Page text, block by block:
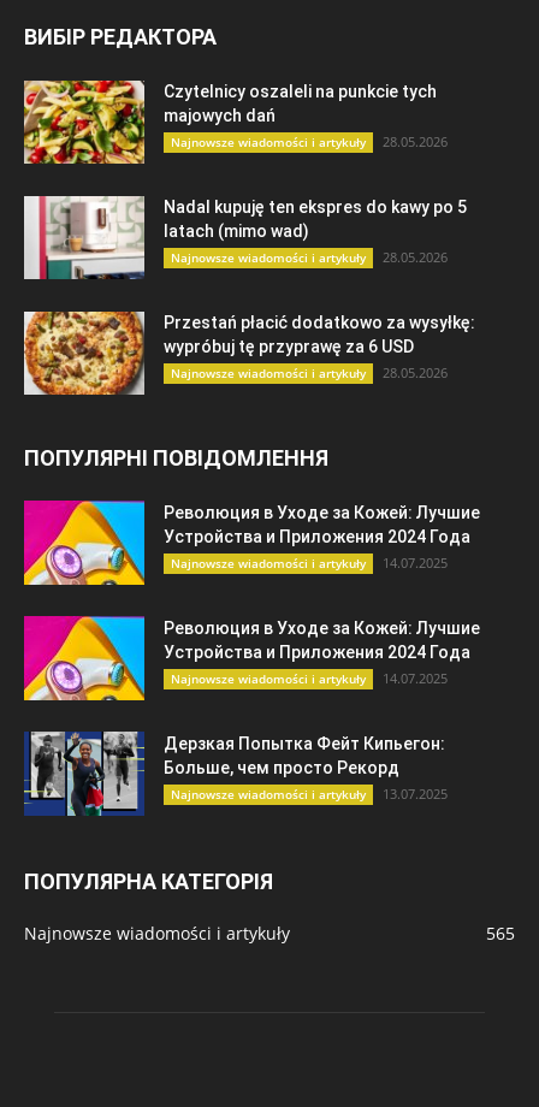
ВИБІР РЕДАКТОРА
Czytelnicy oszaleli na punkcie tych
majowych dań
Najnowsze wiadomości i artykuły 28.05.2026
Nadal kupuję ten ekspres do kawy po 5
latach (mimo wad)
Najnowsze wiadomości i artykuły 28.05.2026
Przestań płacić dodatkowo za wysyłkę:
wypróbuj tę przyprawę za 6 USD
Najnowsze wiadomości i artykuły 28.05.2026
ПОПУЛЯРНІ ПОВІДОМЛЕННЯ
Революция в Уходе за Кожей: Лучшие
Устройства и Приложения 2024 Года
Najnowsze wiadomości i artykuły 14.07.2025
Революция в Уходе за Кожей: Лучшие
Устройства и Приложения 2024 Года
Najnowsze wiadomości i artykuły 14.07.2025
Дерзкая Попытка Фейт Кипьегон:
Больше, чем просто Рекорд
Najnowsze wiadomości i artykuły 13.07.2025
ПОПУЛЯРНА КАТЕГОРІЯ
Najnowsze wiadomości i artykuły 565